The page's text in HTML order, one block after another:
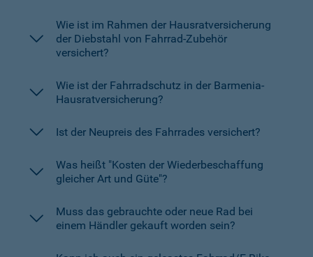
Wie ist im Rahmen der Hausratversicherung
der Diebstahl von Fahrrad-Zubehör
versichert?
Wie ist der Fahrradschutz in der Barmenia-
Hausratversicherung?
Ist der Neupreis des Fahrrades versichert?
Was heißt "Kosten der Wiederbeschaffung
gleicher Art und Güte"?
Muss das gebrauchte oder neue Rad bei
einem Händler gekauft worden sein?